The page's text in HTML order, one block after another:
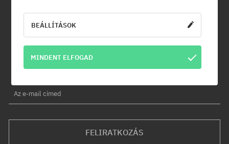
Hírlevél
Az e-mail címed
FELIRATKOZÁS
BEÁLLÍTÁSOK
MINDENT ELFOGAD